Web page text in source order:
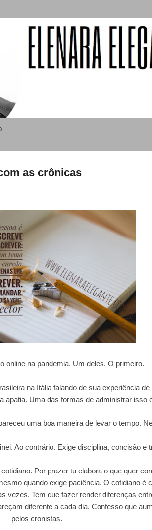
as crônicas
online na pandemia. Um deles. O primeiro.
na Itália falando de sua experiência
apatia. Uma das formas de administrar isso
uma boa maneira de levar o tempo.
Ao contrário. Exige disciplina, concisão e
Por prazer tu elabora o que quer
quando exige paciência. O cotidiano é
vezes. Tem que fazer render diferenças
diferente a cada dia. Confesso que
pelos cronistas.